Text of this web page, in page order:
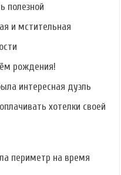
полезной
и мстительная
рождения!
интересная дуэль
хотелки своей
периметр на время